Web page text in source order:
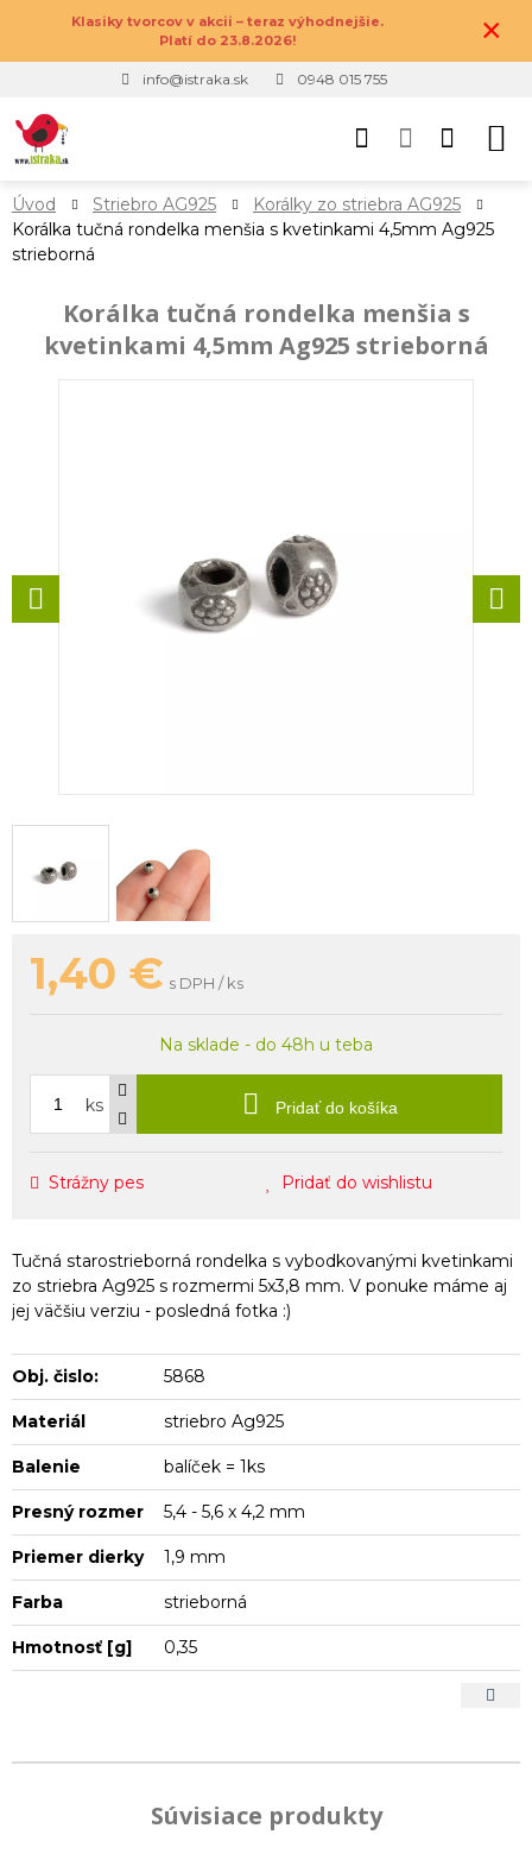
Klasiky tvorcov v akcii – teraz výhodnejšie.
Platí do 23.8.2026!
×
info@istraka.sk 0948 015 755
Úvod Striebro AG925
Korálky zo striebra AG925
Korálka tučná rondelka menšia s kvetinkami 4,5mm Ag925
strieborná
Korálka tučná rondelka menšia s
kvetinkami 4,5mm Ag925 strieborná
1,40 € s DPH / ks
Na sklade - do 48h u teba
ks Pridať do košíka
Strážny pes Pridať do wishlistu
Tučná starostrieborná rondelka s vybodkovanými kvetinkami
zo striebra Ag925 s rozmermi 5x3,8 mm. V ponuke máme aj
jej väčšiu verziu - posledná fotka :)
Obj. čislo: 5868
Materiál striebro Ag925
Balenie balíček = 1ks
Presný rozmer 5,4 - 5,6 x 4,2 mm
Priemer dierky 1,9 mm
Farba strieborná
Hmotnosť [g] 0,35
Súvisiace produkty